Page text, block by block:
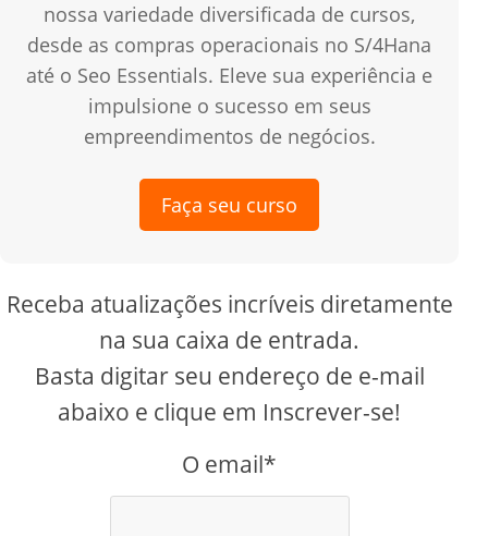
nossa variedade diversificada de cursos,
desde as compras operacionais no S/4Hana
até o Seo Essentials. Eleve sua experiência e
impulsione o sucesso em seus
empreendimentos de negócios.
Faça seu curso
Receba atualizações incríveis diretamente
na sua caixa de entrada.
Basta digitar seu endereço de e-mail
abaixo e clique em Inscrever-se!
O email*